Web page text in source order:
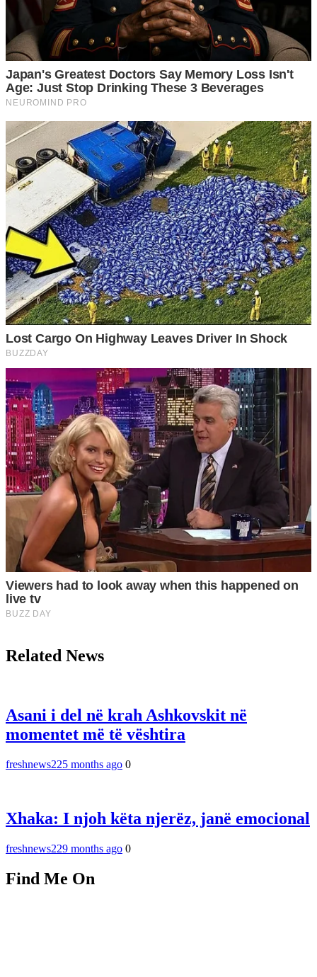
Related News
Asani i del në krah Ashkovskit në
momentet më të vështira
freshnews225 months ago 0
Xhaka: I njoh këta njerëz, janë emocional
freshnews229 months ago 0
Find Me On